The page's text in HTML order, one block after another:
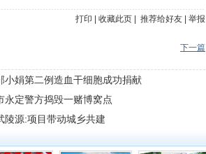
打印 收藏此页 推荐给好友 举报
下一篇
小娟第二例造血干细胞成功捐献
永定警方捣毁一赌博窝点
陵源:项目带动城乡共建